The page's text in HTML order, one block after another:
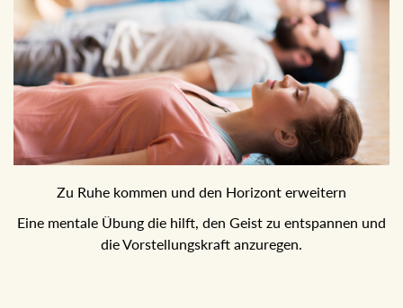
Zu Ruhe kommen und den Horizont erweitern
Eine mentale Übung die hilft, den Geist zu entspannen und
die Vorstellungskraft anzuregen.